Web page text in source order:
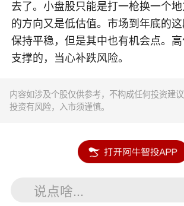
去了。小盘股只能是打一枪换一个
的方向又是低估值。市场到年底的
保持平稳，但是其中也有机会点。
支撑的，当心补跌风险。
内容如涉及个股仅供参考，不构成任何投资建议
投资有风险，入市须谨慎。
说点啥...